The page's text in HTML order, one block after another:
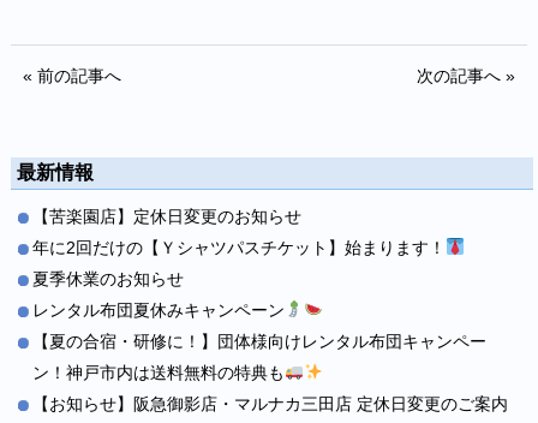
« 前の記事へ 次の記事へ »
最新情報
【苦楽園店】定休日変更のお知らせ
年に2回だけの【Ｙシャツパスチケット】始まります！
夏季休業のお知らせ
レンタル布団夏休みキャンペーン
【夏の合宿・研修に！】団体様向けレンタル布団キャンペー
ン！神戸市内は送料無料の特典も
【お知らせ】阪急御影店・マルナカ三田店 定休日変更のご案内